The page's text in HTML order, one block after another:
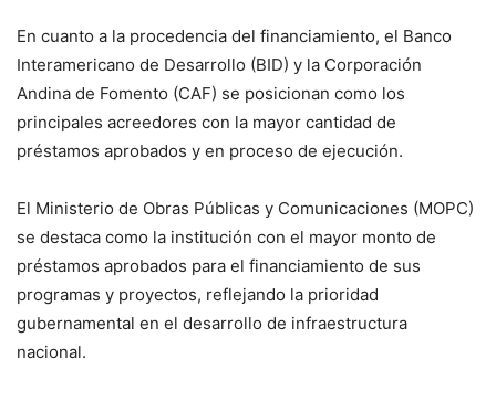
En cuanto a la procedencia del financiamiento, el Banco
Interamericano de Desarrollo (BID) y la Corporación
Andina de Fomento (CAF) se posicionan como los
principales acreedores con la mayor cantidad de
préstamos aprobados y en proceso de ejecución.
El Ministerio de Obras Públicas y Comunicaciones (MOPC)
se destaca como la institución con el mayor monto de
préstamos aprobados para el financiamiento de sus
programas y proyectos, reflejando la prioridad
gubernamental en el desarrollo de infraestructura
nacional.